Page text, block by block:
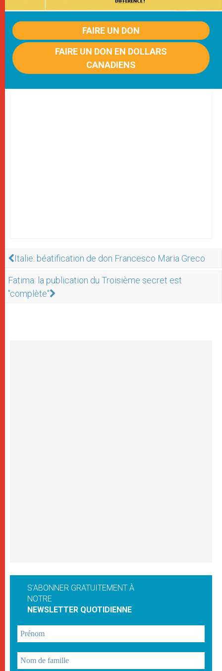
FAIRE UN DON
FAIRE UN DON EN DOLLARS
CANADIENS
Italie: béatification de don Francesco Maria Greco
Fatima: la publication du Troisième secret est
"complète"
S'ABONNER GRATUITEMENT À
NOTRE
NEWSLETTER QUOTIDIENNE